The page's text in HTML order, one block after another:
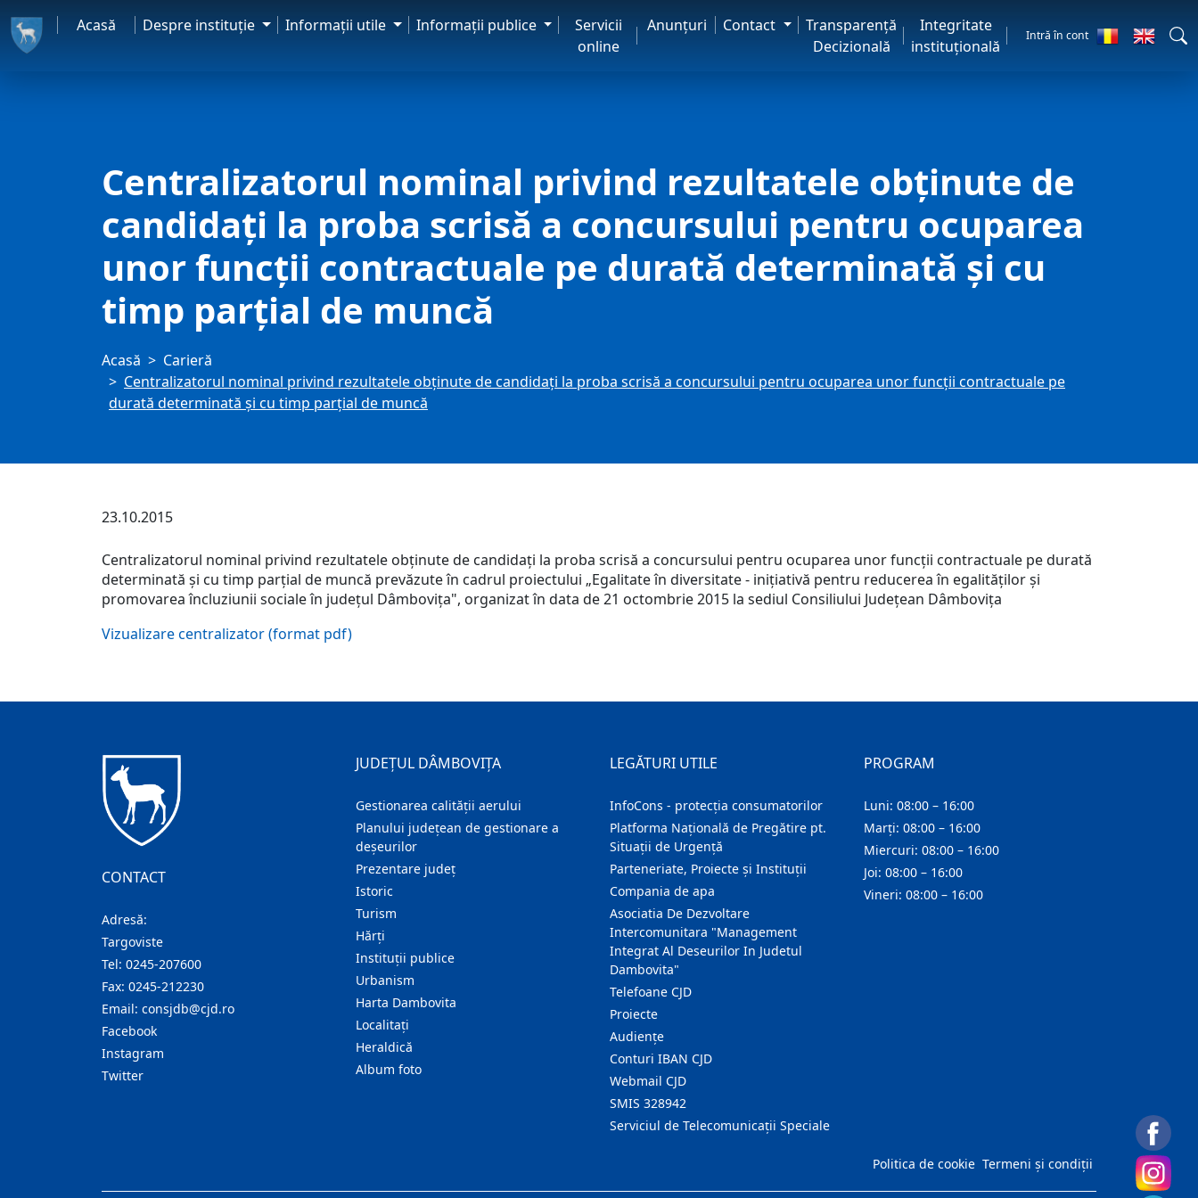
Acasă Despre instituţie Informaţii utile Informaţii publice
Servicii
online
Anunţuri Contact
Transparență
Decizională
Integritate
instituțională
Intră în cont
Centralizatorul nominal privind rezultatele obţinute de
candidaţi la proba scrisă a concursului pentru ocuparea
unor funcţii contractuale pe durată determinată şi cu
timp parţial de muncă
Acasă
Carieră
Centralizatorul nominal privind rezultatele obţinute de candidaţi la proba scrisă a concursului pentru ocuparea unor funcţii contractuale pe
durată determinată şi cu timp parţial de muncă
23.10.2015
Centralizatorul nominal privind rezultatele obţinute de candidaţi la proba scrisă a concursului pentru ocuparea unor funcţii contractuale pe durată
determinată şi cu timp parţial de muncă prevăzute în cadrul proiectului „Egalitate în diversitate - iniţiativă pentru reducerea în egalităţilor şi
promovarea încluziunii sociale în judeţul Dâmboviţa", organizat în data de 21 octombrie 2015 la sediul Consiliului Judeţean Dâmboviţa
Vizualizare centralizator (format pdf)
CONTACT
Adresă:
Targoviste
Tel: 0245-207600
Fax: 0245-212230
Email: consjdb@cjd.ro
Facebook
Instagram
Twitter
JUDEȚUL DÂMBOVIȚA
Gestionarea calității aerului
Planului județean de gestionare a
deșeurilor
Prezentare judeţ
Istoric
Turism
Hărţi
Instituţii publice
Urbanism
Harta Dambovita
Localitaţi
Heraldică
Album foto
LEGĂTURI UTILE
InfoCons - protecția consumatorilor
Platforma Națională de Pregătire pt.
Situații de Urgență
Parteneriate, Proiecte și Instituții
Compania de apa
Asociatia De Dezvoltare
Intercomunitara "Management
Integrat Al Deseurilor In Judetul
Dambovita"
Telefoane CJD
Proiecte
Audienţe
Conturi IBAN CJD
Webmail CJD
SMIS 328942
Serviciul de Telecomunicații Speciale
PROGRAM
Luni: 08:00 – 16:00
Marți: 08:00 – 16:00
Miercuri: 08:00 – 16:00
Joi: 08:00 – 16:00
Vineri: 08:00 – 16:00
Politica de cookie Termeni și condiții